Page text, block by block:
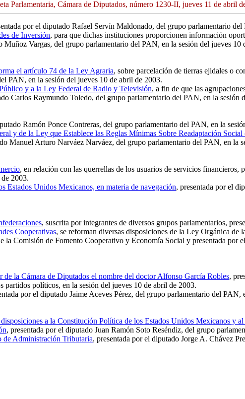
Parlamentaria, Cámara de Diputados, número 1230-II, jueves 11 de abril
por el diputado Rafael Servín Maldonado, del grupo parlamentario
de Inversión, para que dichas instituciones proporcionen información
Vargas, del grupo parlamentario del PAN, en la sesión del jueves 10
el artículo 74 de la Ley Agraria, sobre parcelación de tierras ejidales o
PAN, en la sesión del jueves 10 de abril de 2003.
y a la Ley Federal de Radio y Televisión, a fin de que las
Carlos Raymundo Toledo, del grupo parlamentario del PAN, en la sesión
Ramón Ponce Contreras, del grupo parlamentario del PAN, en la
y de la Ley que Establece las Reglas Mínimas Sobre Readaptación Social
Manuel Arturo Narváez Narváez, del grupo parlamentario del PAN, en la
, en relación con las querrellas de los usuarios de servicios
2003.
Estados Unidos Mexicanos, en materia de navegación, presentada por el
, suscrita por integrantes de diversos grupos parlamentarios,
Cooperativas, se reforman diversas disposiciones de la Ley Orgánica
la Comisión de Fomento Cooperativo y Economía Social y presentada
la Cámara de Diputados el nombre del doctor Alfonso García Robles,
políticos, en la sesión del jueves 10 de abril de 2003.
por el diputado Jaime Aceves Pérez, del grupo parlamentario del
a la Constitución Política de los Estados Unidos Mexicanos y
, presentada por el diputado Juan Ramón Soto Reséndiz, del grupo
de Administración Tributaria, presentada por el diputado Jorge A. Chávez